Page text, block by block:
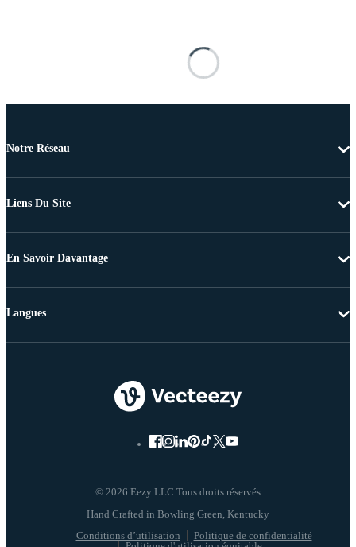
Notre Réseau
Liens Du Site
En Savoir Davantage
© 2026 Eezy LLC Tous droits réservés
Conditions d’utilisation
Politique de confidentialité
Langues